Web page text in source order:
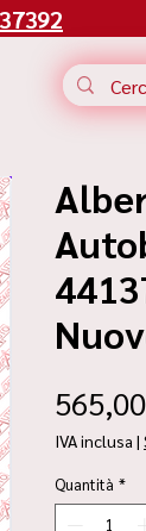
IVA inclusa |
Quantità *